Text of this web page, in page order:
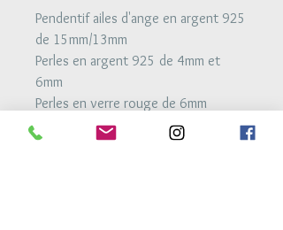
Pendentif ailes d'ange en argent 925
de 15mm/13mm
Perles en argent 925 de 4mm et
6mm
Perles en verre rouge de 6mm
bracelet monté sur un fil élstique
très résistant